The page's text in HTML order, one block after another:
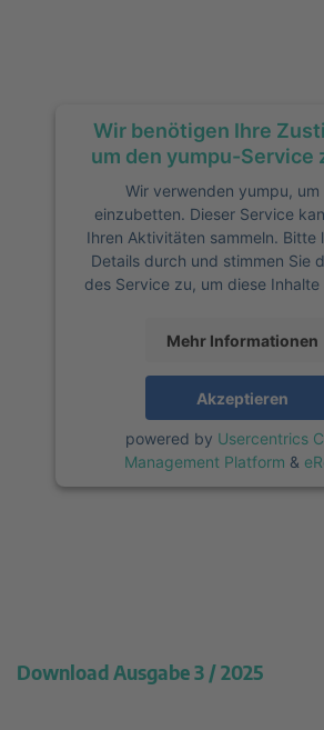
Wir benötigen Ihre
um den yumpu-Service
Wir verwenden yumpu, um
einzubetten. Dieser Service
Ihren Aktivitäten sammeln. Bitte
Details durch und stimmen Sie
des Service zu, um diese
Mehr Informationen
Akzeptieren
powered by Usercentrics
Management Platform &
Download Ausgabe 3 / 2025